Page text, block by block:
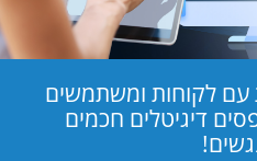
עם לקוחות ומשתמשים
דיגיטלים חכמים